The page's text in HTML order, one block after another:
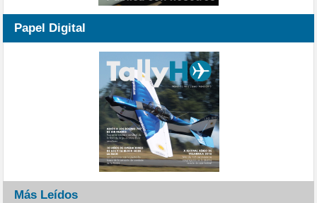
Papel Digital
Más Leídos